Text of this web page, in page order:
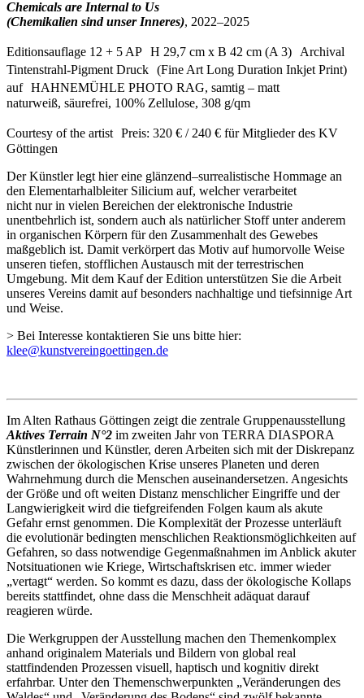
Chemicals are Internal to Us
(Chemikalien sind unser Inneres), 2022–2025
Editionsauflage 12 + 5 AP H 29,7 cm x B 42 cm (A 3) Archival
Tintenstrahl-Pigment Druck (Fine Art Long Duration Inkjet Print)
auf HAHNEMÜHLE PHOTO RAG, samtig – matt
naturweiß, säurefrei, 100% Zellulose, 308 g/qm
Courtesy of the artist Preis: 320 € / 240 € für Mitglieder des KV
Göttingen
Der Künstler legt hier eine glänzend–surrealistische Hommage an
den Elementarhalbleiter Silicium auf, welcher verarbeitet
nicht nur in vielen Bereichen der elektronische Industrie
unentbehrlich ist, sondern auch als natürlicher Stoff unter anderem
in organischen Körpern fürden Zusammenhalt des Gewebes
maßgeblich ist. Damit verkörpert das Motiv auf humorvolle Weise
unseren tiefen, stofflichen Austausch mit derterrestrischen
Umgebung. Mit dem Kauf der Edition unterstützen Sie die Arbeit
unseres Vereins damit auf besonders nachhaltige und tiefsinnige Art
und Weise.
> Bei Interesse kontaktieren Sie uns bitte hier:
klee@kunstvereingoettingen.de
Im Alten Rathaus Göttingen zeigt die zentrale Gruppenausstellung
Aktives Terrain N°2 im zweiten Jahr von TERRA DIASPORA
Künstlerinnen und Künstler, deren Arbeiten sich mit der Diskrepanz
zwischen der ökologischen Krise unseres Planeten und deren
Wahrnehmung durch die Menschen auseinandersetzen. Angesichts
der Größe und oft weiten Distanz menschlicher Eingriffe und der
Langwierigkeit wird die tiefgreifenden Folgen kaum als akute
Gefahr ernst genommen. Die Komplexität der Prozesse unterläuft
die evolutionär bedingten menschlichen Reaktionsmöglichkeiten auf
Gefahren, so dass notwendige Gegenmaßnahmen im Anblick akuter
Notsituationen wie Kriege, Wirtschaftskrisen etc. immer wieder
„vertagt“ werden. So kommt es dazu, dass der ökologische Kollaps
bereits stattfindet, ohne dass die Menschheit adäquat darauf
reagieren würde.
Die Werkgruppen der Ausstellung machen den Themenkomplex
anhand originalem Materials und Bildern von global real
stattfindenden Prozessen visuell, haptisch und kognitiv direkt
erfahrbar. Unter den Themenschwerpunkten „Veränderungen des